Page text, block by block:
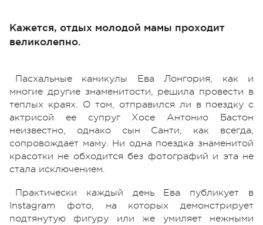
Кажется, отдых молодой мамы проходит
великолепно.
Пасхальные каникулы Ева Лонгория, как и
многие другие знаменитости, решила провести в
теплых краях. О том, отправился ли в поездку с
актрисой ее супруг Хосе Антонио Бастон
неизвестно, однако сын Санти, как всегда,
сопровождает маму. Ни одна поездка знаменитой
красотки не обходится без фотографий и эта не
стала исключением.
Практически каждый день Ева публикует в
Instagram фото, на которых демонстрирует
подтянутую фигуру или же умиляет нежными